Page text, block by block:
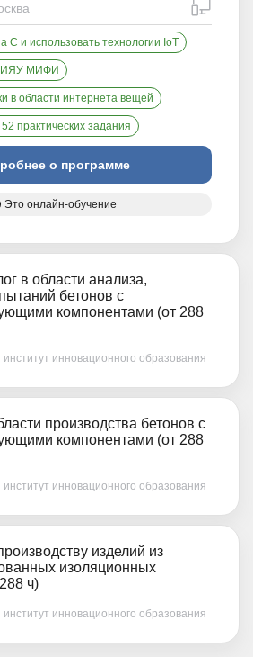
C и использовать технологии IoT
МИФИ
в области интернета вещей
практических задания
о программе
Это онлайн-обучение
в области анализа,
бетонов с
компонентами (от 288
инновационного образования
производства бетонов с
компонентами (от 288
инновационного образования
изделий из
изоляционных
ч)
инновационного образования